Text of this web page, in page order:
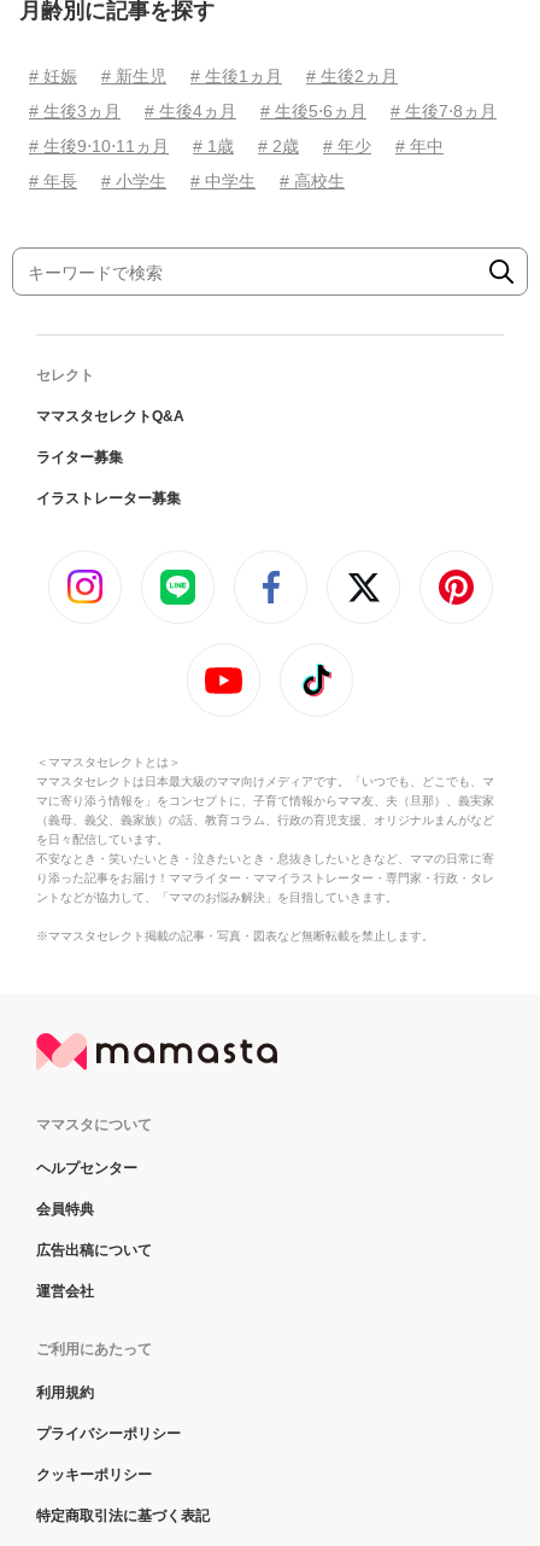
月齢別に記事を探す
# 妊娠 # 新生児 # 生後1ヵ月
# 生後2ヵ月
# 生後3ヵ月
# 生後4ヵ月 # 生後5⋅6ヵ月
# 生後7⋅8ヵ月
# 生後9⋅10⋅11ヵ月
# 1歳 # 2歳 # 年少
# 年中
# 年長
# 小学生 # 中学生 # 高校生
セレクト
ママスタセレクトQ&A
ライター募集
イラストレーター募集
＜ママスタセレクトとは＞
ママスタセレクトは日本最大級のママ向けメディアです。「いつでも、どこでも、マ
マに寄り添う情報を」をコンセプトに、子育て情報からママ友、夫（旦那）、義実家
（義母、義父、義家族）の話、教育コラム、行政の育児支援、オリジナルまんがなど
を日々配信しています。
不安なとき・笑いたいとき・泣きたいとき・息抜きしたいときなど、ママの日常に寄
り添った記事をお届け！ママライター・ママイラストレーター・専門家・行政・タレ
ントなどが協力して、「ママのお悩み解決」を目指していきます。
※ママスタセレクト掲載の記事・写真・図表など無断転載を禁止します。
ママスタについて
ヘルプセンター
会員特典
広告出稿について
運営会社
ご利用にあたって
利用規約
プライバシーポリシー
クッキーポリシー
特定商取引法に基づく表記